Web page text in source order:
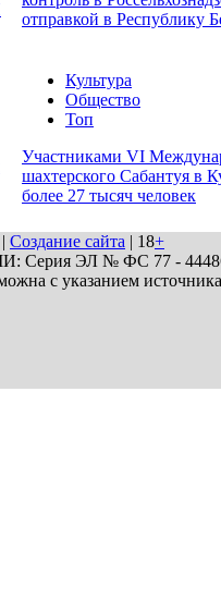
отправкой в Республику
Культура
Общество
Топ
Участниками VI
шахтерского Сабантуя в
более 27 тысяч человек
| Создание сайта | 18+
Серия ЭЛ № ФС 77 - 44486
с указанием